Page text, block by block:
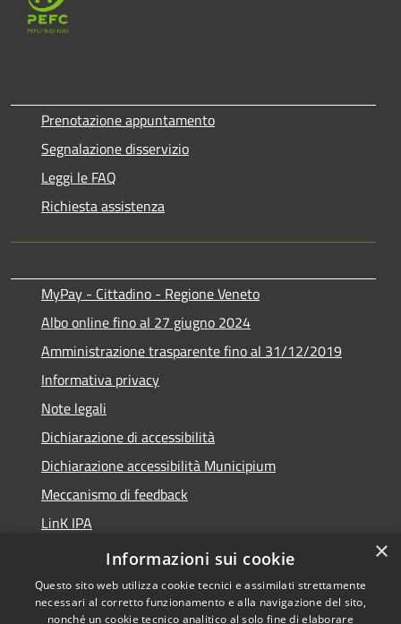
Prenotazione appuntamento
Segnalazione disservizio
Leggi le FAQ
Richiesta assistenza
MyPay - Cittadino - Regione Veneto
Albo online fino al 27 giugno 2024
Amministrazione trasparente fino al 31/12/2019
Informativa privacy
Note legali
Dichiarazione di accessibilità
Dichiarazione accessibilità Municipium
Meccanismo di feedback
LinK IPA
Social media policy
×
Informazioni sui cookie
Questo sito web utilizza cookie tecnici e assimilati strettamente
necessari al corretto funzionamento e alla navigazione del sito,
nonché un cookie tecnico analitico al solo fine di elaborare